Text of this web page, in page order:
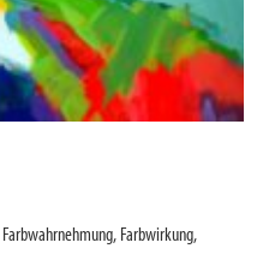
Farbwahrnehmung, Farbwirkung,